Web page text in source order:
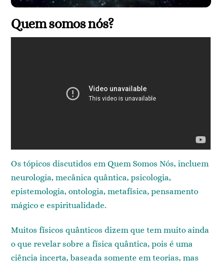
Quem somos nós?
Os tópicos discutidos em Quem Somos Nós, incluem
neurologia, mecânica quântica, psicologia,
epistemologia, ontologia, metafísica, pensamento
mágico e espiritualidade.
Muitos físicos quânticos dizem que tem muito ainda
o que revelar sobre a física quântica, pois é uma
ciência incerta, baseada somente em teorias, mas